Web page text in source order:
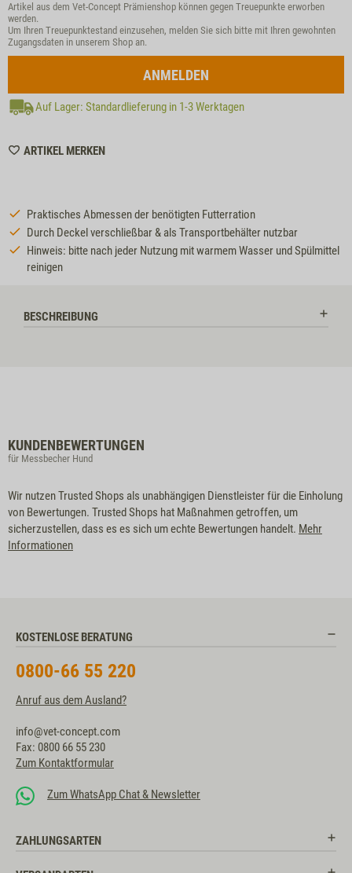
Artikel aus dem Vet-Concept Prämienshop können gegen Treuepunkte erworben
werden.
Um Ihren Treuepunktestand einzusehen, melden Sie sich bitte mit Ihren gewohnten
Zugangsdaten in unserem Shop an.
ANMELDEN
Auf Lager: Standardlieferung in 1-3 Werktagen
ARTIKEL MERKENWISHLIST
Praktisches Abmessen der benötigten Futterration
Durch Deckel verschließbar & als Transportbehälter nutzbar
Hinweis: bitte nach jeder Nutzung mit warmem Wasser und Spülmittel
reinigen
BESCHREIBUNG
KUNDENBEWERTUNGEN
für Messbecher Hund
Wir nutzen Trusted Shops als unabhängigen Dienstleister für die Einholung
von Bewertungen. Trusted Shops hat Maßnahmen getroffen, um
sicherzustellen, dass es es sich um echte Bewertungen handelt. Mehr
Informationen
KOSTENLOSE BERATUNG
0800-66 55 220
Anruf aus dem Ausland?
info@vet-concept.com
Fax: 0800 66 55 230
Zum Kontaktformular
Zum WhatsApp Chat & Newsletter
ZAHLUNGSARTEN